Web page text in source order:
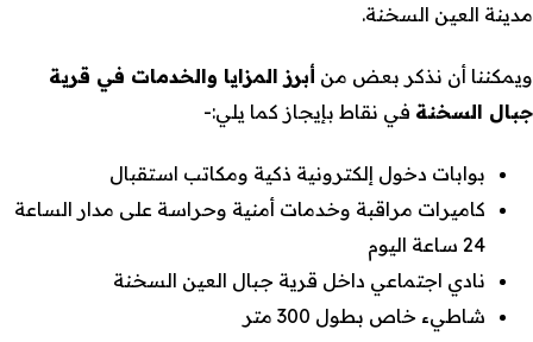
مدينة العين السخنة.
ويمكننا أن نذكر بعض من أبرز المزايا والخدمات في قرية
جبال السخنة في نقاط بإيجاز كما يلي:-
بوابات دخول إلكترونية ذكية ومكاتب استقبال
كاميرات مراقبة وخدمات أمنية وحراسة على مدار الساعة
24 ساعة اليوم
نادي اجتماعي داخل قرية جبال العين السخنة
شاطيء خاص بطول 300 متر